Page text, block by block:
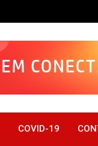
COVID-19